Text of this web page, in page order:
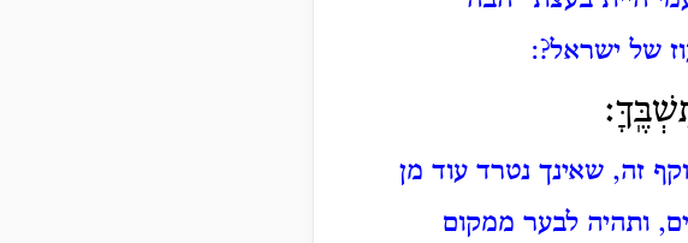
של ישראל?:
זה, שאינך נטרד עוד מן
ותהיה לבער ממקום